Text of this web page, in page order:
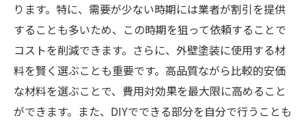
ります。特に、需要が少ない時期には業者が割引を提供
することも多いため、この時期を狙って依頼することで
コストを削減できます。さらに、外壁塗装に使用する材
料を賢く選ぶことも重要です。高品質ながら比較的安価
な材料を選ぶことで、費用対効果を最大限に高めること
ができます。また、DIYでできる部分を自分で行うことも